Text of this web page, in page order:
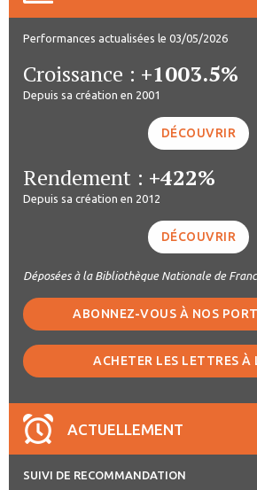
Performances actualisées le 03/05/2026
Croissance : +1003.5%
Depuis sa création en 2001
DÉCOUVRIR
Rendement : +422%
Depuis sa création en 2012
DÉCOUVRIR
Déposées à la Bibliothèque Nationale de
ABONNEZ-VOUS À NOS
ACHETER LES LETTRES À
ACTUELLEMENT
SUIVI DE RECOMMANDATION